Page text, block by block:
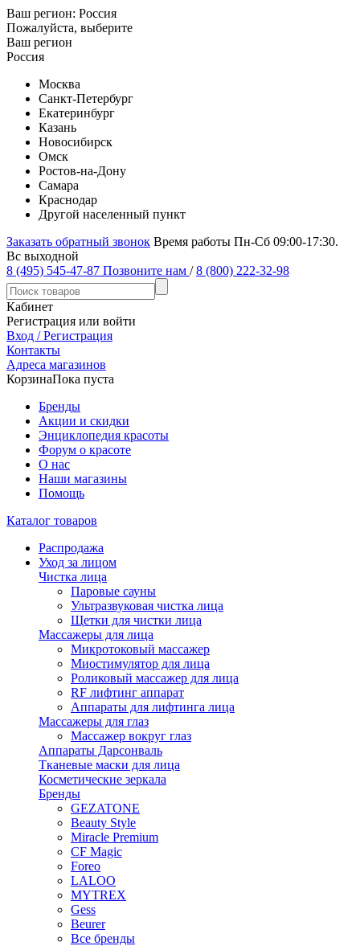
Ваш регион: Россия
Пожалуйста, выберите
Ваш регион
Россия
Москва
Санкт-Петербург
Екатеринбург
Казань
Новосибирск
Омск
Ростов-на-Дону
Самара
Краснодар
Другой населенный пункт
Заказать обратный звонок Время работы Пн-Сб 09:00-17:30.
Вс выходной
8 (495) 545-47-87 Позвоните нам / 8 (800) 222-32-98
Кабинет
Регистрация или войти
Вход / Регистрация
Контакты
Адреса магазинов
КорзинаПока пуста
Бренды
Акции и скидки
Энциклопедия красоты
Форум о красоте
О нас
Наши магазины
Помощь
Каталог товаров
Распродажа
Уход за лицом
Чистка лица
Паровые сауны
Ультразвуковая чистка лица
Щетки для чистки лица
Массажеры для лица
Микротоковый массажер
Миостимулятор для лица
Роликовый массажер для лица
RF лифтинг аппарат
Аппараты для лифтинга лица
Массажеры для глаз
Массажер вокруг глаз
Аппараты Дарсонваль
Тканевые маски для лица
Косметические зеркала
Бренды
GEZATONE
Beauty Style
Miracle Premium
CF Magic
Foreo
LALOO
MYTREX
Gess
Beurer
Все бренды